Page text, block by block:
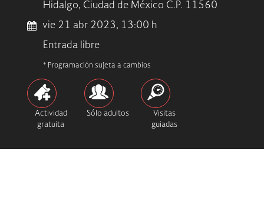
Hidalgo, Ciudad de México C.P. 11560
vie 21 abr 2023, 13:00 h
Entrada libre
* Programación sujeta a cambios
Actividad
gratuita
Sólo adultos
Visitas
guiadas